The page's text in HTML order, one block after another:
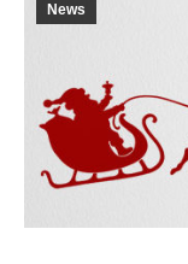
News